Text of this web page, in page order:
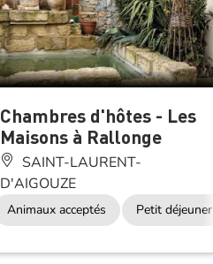
Chambres d'hôtes - Les
Maisons à Rallonge
SAINT-LAURENT-
D'AIGOUZE
Animaux acceptés Petit déjeuner